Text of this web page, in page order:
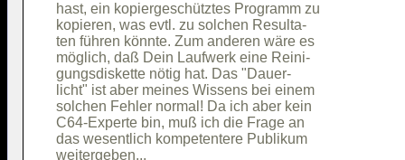
hast, ein kopiergeschütztes Programm zu
kopieren, was evtl. zu solchen Resulta-
ten führen könnte. Zum anderen wäre es
möglich, daß Dein Laufwerk eine Reini-
gungsdiskette nötig hat. Das "Dauer-
licht" ist aber meines Wissens bei einem
solchen Fehler normal! Da ich aber kein
C64-Experte bin, muß ich die Frage an
das wesentlich kompetentere Publikum
weitergeben...